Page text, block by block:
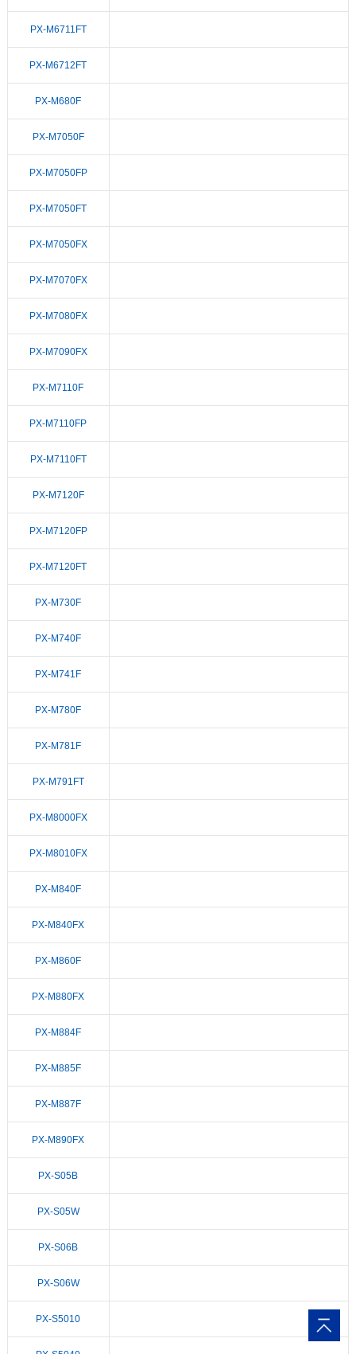
PX-M6711FT
PX-M6712FT
PX-M680F
PX-M7050F
PX-M7050FP
PX-M7050FT
PX-M7050FX
PX-M7070FX
PX-M7080FX
PX-M7090FX
PX-M7110F
PX-M7110FP
PX-M7110FT
PX-M7120F
PX-M7120FP
PX-M7120FT
PX-M730F
PX-M740F
PX-M741F
PX-M780F
PX-M781F
PX-M791FT
PX-M8000FX
PX-M8010FX
PX-M840F
PX-M840FX
PX-M860F
PX-M880FX
PX-M884F
PX-M885F
PX-M887F
PX-M890FX
PX-S05B
PX-S05W
PX-S06B
PX-S06W
PX-S5010